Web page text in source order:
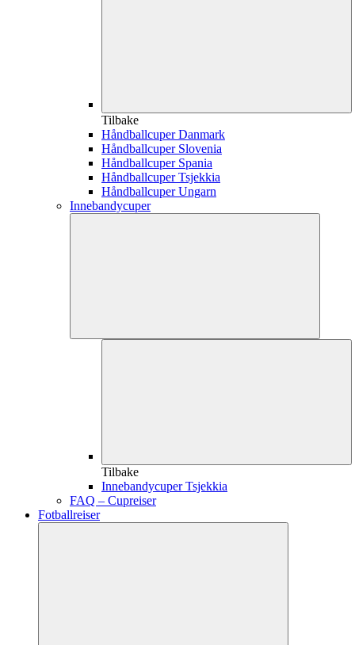
Tilbake
Håndballcuper Danmark
Håndballcuper Slovenia
Håndballcuper Spania
Håndballcuper Tsjekkia
Håndballcuper Ungarn
Innebandycuper
Tilbake
Innebandycuper Tsjekkia
FAQ – Cupreiser
Fotballreiser